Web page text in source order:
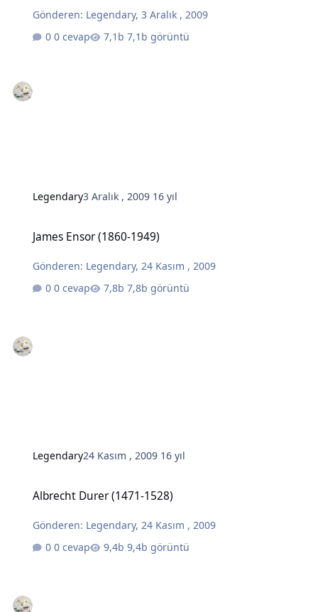
Gönderen: Legendary,3 Aralık , 2009
0 cevap
7,1b görüntü
Legendary3 Aralık , 2009 16 yıl
James Ensor (1860-1949)
Gönderen: Legendary, 24 Kasım , 2009
0 cevap
7,8b görüntü
Legendary24 Kasım , 2009 16 yıl
Albrecht Durer (1471-1528)
Gönderen: Legendary, 24 Kasım , 2009
0 cevap
9,4b görüntü